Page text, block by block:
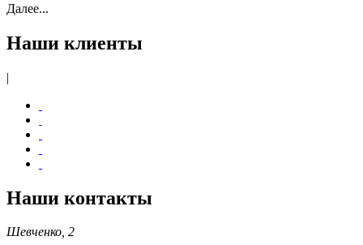
Далее...
Наши клиенты
|
Наши контакты
Шевченко, 2